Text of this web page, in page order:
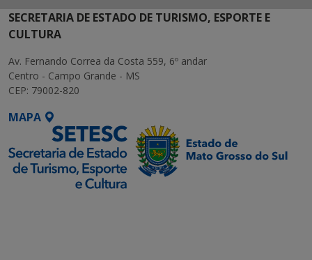
SECRETARIA DE ESTADO DE TURISMO, ESPORTE E
CULTURA
Av. Fernando Correa da Costa 559, 6º andar
Centro - Campo Grande - MS
CEP: 79002-820
MAPA